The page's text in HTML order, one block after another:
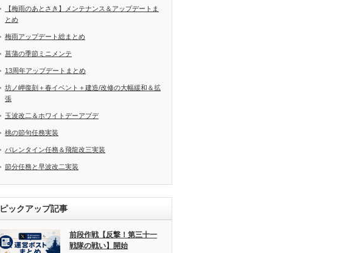
【梅雨のあとさき】メンテナンス＆アップデートま
とめ
梅雨アップデート総まとめ
菖蒲の季節ミニメンテ
13周年アップデートまとめ
坊ノ岬復刻＋春イベント＋建造/改修の大幅緩和＆拡
張
玉波改二＆ホワイトデーアプデ
桃の節句任務実装
バレンタイン任務＆飛龍改三実装
節分任務と早波改二実装
ピックアップ記事
前段作戦【反撃！第三十一
戦隊の戦い】開始